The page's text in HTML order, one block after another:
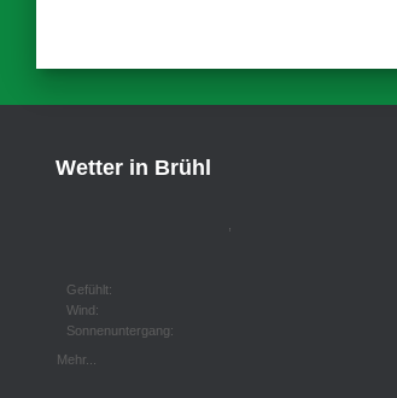
Wetter in Brühl
,
Gefühlt:
Wind:
Sonnenuntergang:
Mehr...